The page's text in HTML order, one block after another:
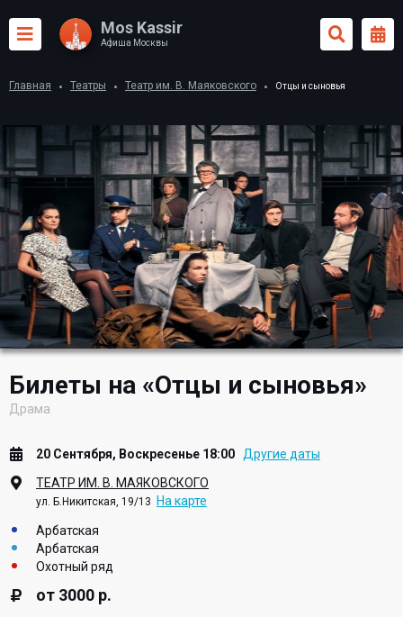
Mos Kassir
Афиша Москвы
Главная Театры Театр им. В. Маяковского Отцы и сыновья
Билеты на «Отцы и сыновья»
Драма
20 Сентября, Воскресенье 18:00
Другие даты
ТЕАТР ИМ. В. МАЯКОВСКОГО
ул. Б.Никитская, 19/13 На карте
Арбатская
Арбатская
Охотный ряд
от 3000 р.